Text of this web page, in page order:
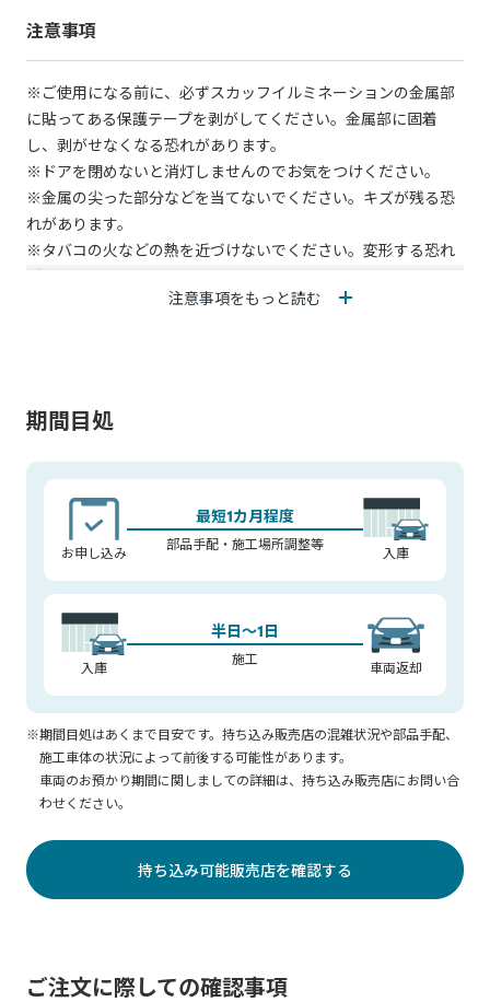
注意事項
※ご使用になる前に、必ずスカッフイルミネーションの金属部
に貼ってある保護テープを剥がしてください。金属部に固着
し、剥がせなくなる恐れがあります。
※ドアを閉めないと消灯しませんのでお気をつけください。
※金属の尖った部分などを当てないでください。キズが残る恐
れがあります。
※タバコの火などの熱を近づけないでください。変形する恐れ
があります。
※灯体部・スカッフイルミネーション本体が汚れた場合は、柔
注意事項をもっと読む
期間目処
お申し込み
最短1カ月程度
部品手配・施工場所調整等 入庫
入庫
半日～1日
施工 車両返却
※期間目処はあくまで目安です。持ち込み販売店の混雑状況や部品手配、
施工車体の状況によって前後する可能性があります。
車両のお預かり期間に関しましての詳細は、持ち込み販売店にお問い合
わせください。
持ち込み可能販売店を確認する
ご注文に際しての確認事項